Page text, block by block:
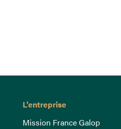
L'entreprise
Mission France Galop